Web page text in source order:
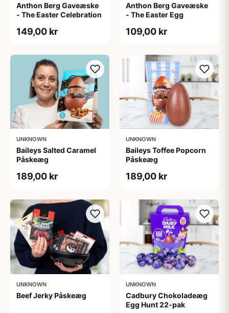
Anthon Berg Gaveæske
- The Easter Celebration
149,00 kr
Anthon Berg Gaveæske
- The Easter Egg
109,00 kr
UNKNOWN
Baileys Salted Caramel
Påskeæg
189,00 kr
UNKNOWN
Baileys Toffee Popcorn
Påskeæg
189,00 kr
UNKNOWN
Beef Jerky Påskeæg
UNKNOWN
Cadbury Chokoladeæg
Egg Hunt 22-pak